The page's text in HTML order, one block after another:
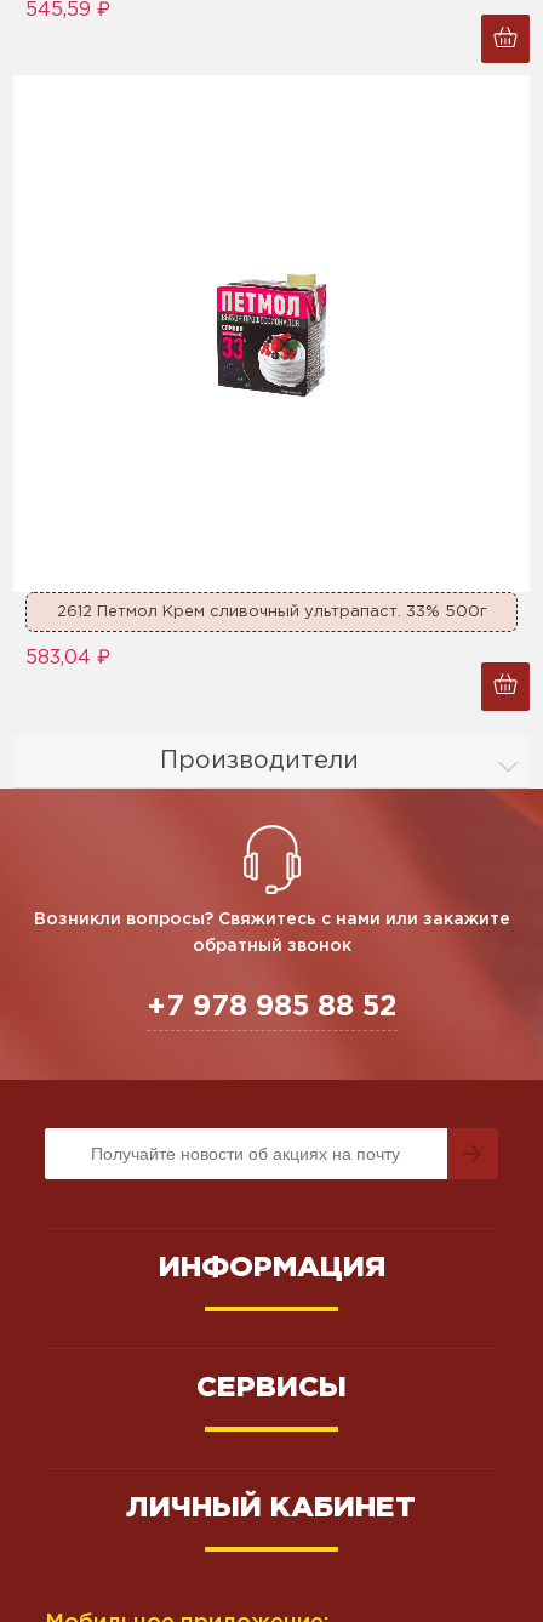
Производители
545,59 ₽
2612 Петмол Крем сливочный ультрапаст. 33% 500г
583,04 ₽
Возникли вопросы? Свяжитесь с нами или закажите
обратный звонок
+7 978 985 88 52
ИНФОРМАЦИЯ
СЕРВИСЫ
ЛИЧНЫЙ КАБИНЕТ